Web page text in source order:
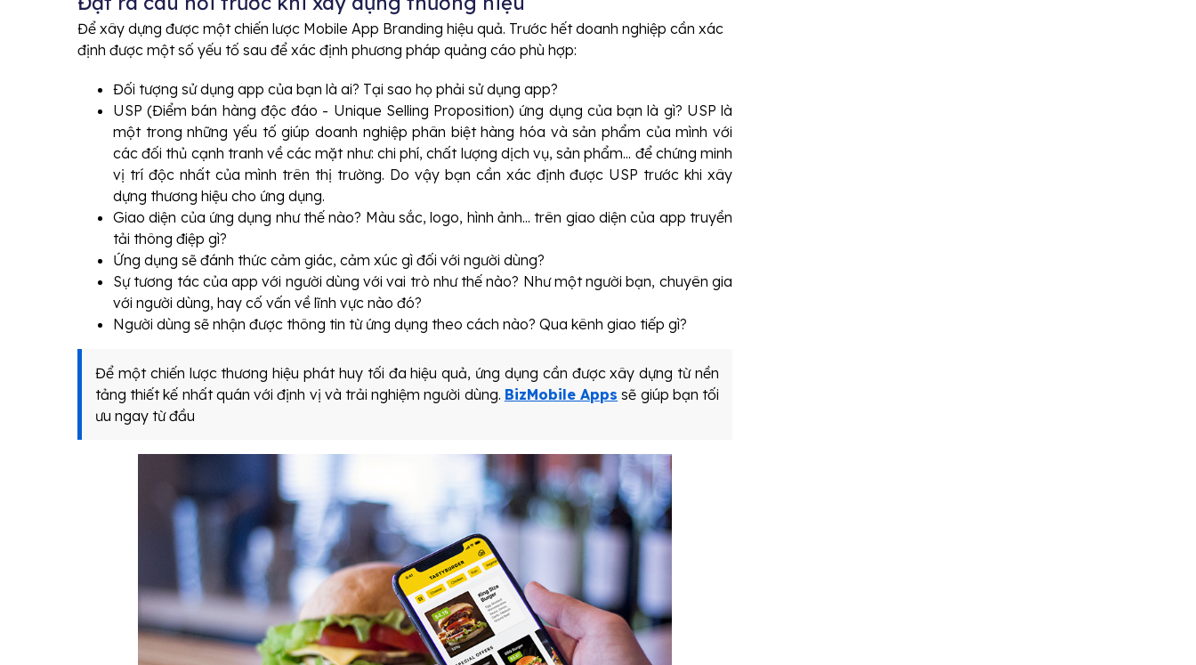
Để xây dựng được một chiến lược Mobile App Branding hiệu quả. Trước hết doanh nghiệp cần xác
định được một số yếu tố sau để xác định phương pháp quảng cáo phù hợp:
Đối tượng sử dụng app của bạn là ai? Tại sao họ phải sử dụng app?
USP (Điểm bán hàng độc đáo - Unique Selling Proposition) ứng dụng của bạn là gì? USP là
một trong những yếu tố giúp doanh nghiệp phân biệt hàng hóa và sản phẩm của mình với
các đối thủ cạnh tranh về các mặt như: chi phí, chất lượng dịch vụ, sản phẩm... để chứng minh
vị trí độc nhất của mình trên thị trường. Do vậy bạn cần xác định được USP trước khi xây
dựng thương hiệu cho ứng dụng.
Giao diện của ứng dụng như thế nào? Màu sắc, logo, hình ảnh... trên giao diện của app truyền
tải thông điệp gì?
Ứng dụng sẽ đánh thức cảm giác, cảm xúc gì đối với người dùng?
Sự tương tác của app với người dùng với vai trò như thế nào? Như một người bạn, chuyên gia
với người dùng, hay cố vấn về lĩnh vực nào đó?
Người dùng sẽ nhận được thông tin từ ứng dụng theo cách nào? Qua kênh giao tiếp gì?
Để một chiến lược thương hiệu phát huy tối đa hiệu quả, ứng dụng cần được xây dựng từ nền
tảng thiết kế nhất quán với định vị và trải nghiệm người dùng. BizMobile Apps sẽ giúp bạn tối
ưu ngay từ đầu